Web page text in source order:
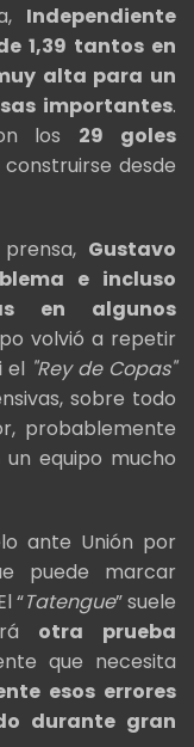
Independiente
1,39 tantos en
alta para un
importantes.
los 29 goles
desde
Gustavo
e incluso
en algunos
volvió a repetir
el "Rey de Copas"
sobre todo
probablemente
equipo mucho
ante Unión por
puede marcar
“Tatengue” suele
otra prueba
que necesita
esos errores
durante gran